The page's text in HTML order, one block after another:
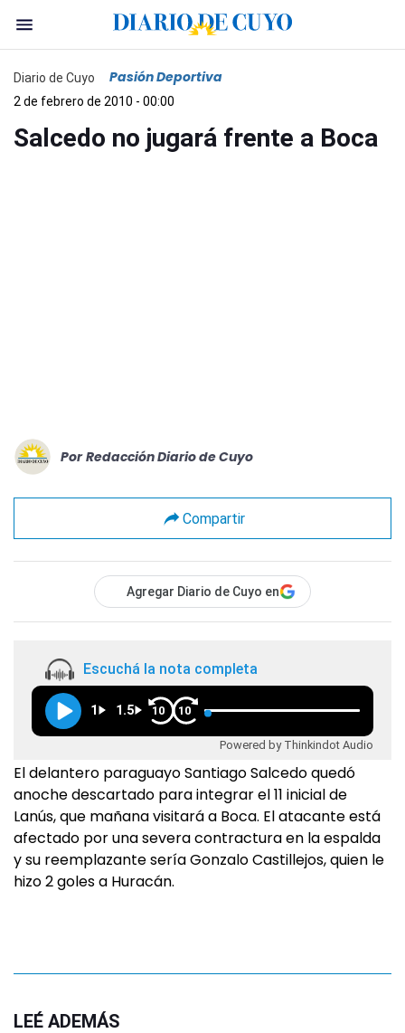
Diario de Cuyo Pasión Deportiva
2 de febrero de 2010 - 00:00
Salcedo no jugará frente a Boca
Por Redacción Diario de Cuyo
Compartir
Agregar Diario de Cuyo en
Escuchá la nota completa
1 1.5 10 10
Powered by Thinkindot Audio
El delantero paraguayo Santiago Salcedo quedó
anoche descartado para integrar el 11 inicial de
Lanús, que mañana visitará a Boca. El atacante está
afectado por una severa contractura en la espalda
y su reemplazante sería Gonzalo Castillejos, quien le
hizo 2 goles a Huracán.
LEÉ ADEMÁS